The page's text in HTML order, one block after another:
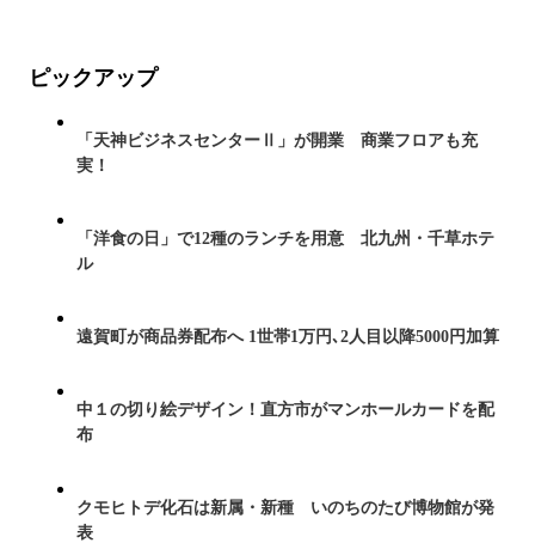
ピックアップ
「天神ビジネスセンターⅡ」が開業 商業フロアも充
実！
「洋食の日」で12種のランチを用意 北九州・千草ホテ
ル
遠賀町が商品券配布へ 1世帯1万円､2人目以降5000円加算
中１の切り絵デザイン！直方市がマンホールカードを配
布
クモヒトデ化石は新属・新種 いのちのたび博物館が発
表